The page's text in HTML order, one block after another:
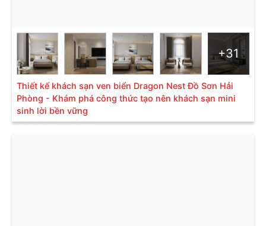
+31
Thiết kế khách sạn ven biển Dragon Nest Đồ Sơn Hải
Phòng - Khám phá công thức tạo nên khách sạn mini
sinh lời bền vững